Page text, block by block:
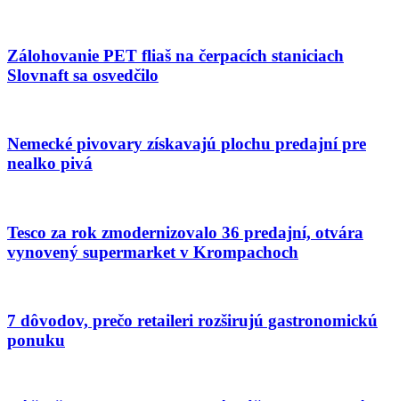
Zálohovanie PET fliaš na čerpacích staniciach
Slovnaft sa osvedčilo
Nemecké pivovary získavajú plochu predajní pre
nealko pivá
Tesco za rok zmodernizovalo 36 predajní, otvára
vynovený supermarket v Krompachoch
7 dôvodov, prečo retaileri rozširujú gastronomickú
ponuku